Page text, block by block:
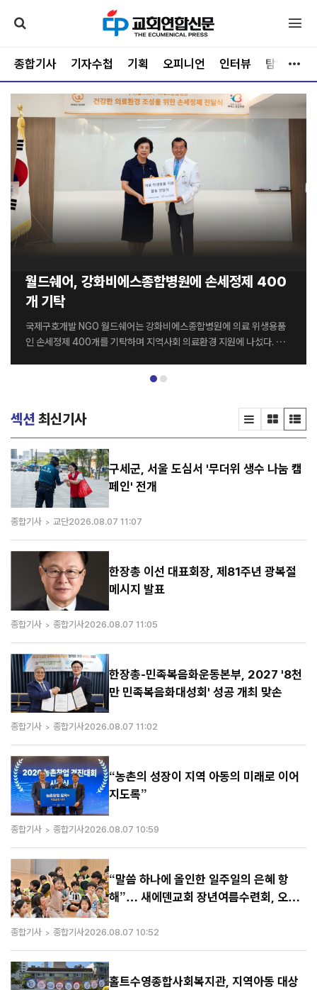
종합기사 기자수첩 기획 오피니언 인터뷰 탐방
월드쉐어, 강화비에스종합병원에 손세정제 400
개 기탁
국제구호개발 NGO 월드쉐어는 강화비에스종합병원에 의료 위생용품
인 손세정제 400개를 기탁하며 지역사회 의료환경 지원에 나섰다. 전
쉐어 최순자 이사장과 강화비에스종합병원 김종영 병원장을 비롯한 양
이번 나눔을 계기로 지역사회를 위한 다양한 사회공헌 활동을 지속적으
로 이어갈 계획이다. 강화비에스종합병원 김종영 병원장은 “병원을 이
용하는 환자와 의료진 모두에게 큰 도움을 주신 월드쉐어에 감사드린다.
특히 감염병 예방의 중요성이 더욱 커진 요즘, 이번 기탁이 병원 위생 관
리에 실질적인 도움이 될 것으로 기대한다”고 말했다. 한편 월드쉐어는
전 세계 20여 개국에서 그룹홈, 해외아동결연, 교...
섹션 최신기사
구세군, 서울 도심서 '무더위 생수 나눔 캠
페인' 전개
종합기사 교단2026.08.07 11:07
한장총 이선 대표회장, 제81주년 광복절
메시지 발표
종합기사 종합기사2026.08.07 11:05
한장총-민족복음화운동본부, 2027 '8천
만 민족복음화대성회' 성공 개최 맞손
종합기사 종합기사2026.08.07 11:02
“농촌의 성장이 지역 아동의 미래로 이어
지도록”
종합기사 종합기사2026.08.07 10:59
“말씀 하나에 올인한 일주일의 은혜 항
해”… 새에덴교회 장년여름수련회, 오늘
종합기사 종합기사2026.08.07 10:52
홀트수영종합사회복지관, 지역아동 대상